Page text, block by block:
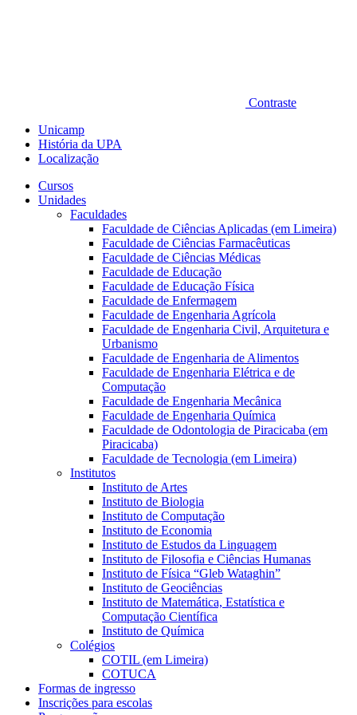
Contraste
Unicamp
História da UPA
Localização
Cursos
Unidades
Faculdades
Faculdade de Ciências Aplicadas (em Limeira)
Faculdade de Ciências Farmacêuticas
Faculdade de Ciências Médicas
Faculdade de Educação
Faculdade de Educação Física
Faculdade de Enfermagem
Faculdade de Engenharia Agrícola
Faculdade de Engenharia Civil, Arquitetura e
Urbanismo
Faculdade de Engenharia de Alimentos
Faculdade de Engenharia Elétrica e de
Computação
Faculdade de Engenharia Mecânica
Faculdade de Engenharia Química
Faculdade de Odontologia de Piracicaba (em
Piracicaba)
Faculdade de Tecnologia (em Limeira)
Institutos
Instituto de Artes
Instituto de Biologia
Instituto de Computação
Instituto de Economia
Instituto de Estudos da Linguagem
Instituto de Filosofia e Ciências Humanas
Instituto de Física “Gleb Wataghin”
Instituto de Geociências
Instituto de Matemática, Estatística e
Computação Científica
Instituto de Química
Colégios
COTIL (em Limeira)
COTUCA
Formas de ingresso
Inscrições para escolas